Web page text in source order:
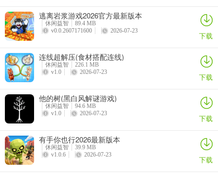
对峙2facebook怎么登录
想在对峙2里用Facebook登录？这篇介绍帮你搞定！如果你是对峙2
玩家，想用Facebook账号登录游戏，就能轻松和Facebook好友一起
玩啦。具体登录方法是，先打开手机设置开启**，再点击进入游戏，
选项，选Facebook登录，输入账号密码点击继续，登录完成就能体验
游戏了。用Facebook登录对峙2，好处多多。能快速找到Facebook好
友组队，默契配合，并肩作战，享受游戏乐趣。还能和Facebook上的
游戏圈子互动交流，分享游戏心得、战绩，结识更多志同道合的朋
友，让游戏社交更便捷、更有趣，增添不少游戏的欢乐氛围和互动
性。
逃离岩浆游戏2026官方最新版本
休闲益智
89.4 MB
v0.0.2607171600
2026-07-23 下载
连线超解压(食材搭配连线)
休闲益智
226.1 MB
v1.0
2026-07-23 下载
他的树(黑白风解谜游戏)
休闲益智
94.6 MB
v1.0
2026-07-23 下载
有手你也行2026最新版本
休闲益智
39.9 MB
v1.0.6
2026-07-23 下载